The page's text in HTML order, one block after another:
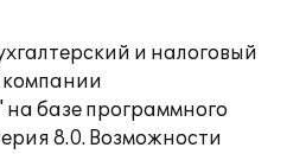
и налоговый
компании
базе программного
8.0. Возможности